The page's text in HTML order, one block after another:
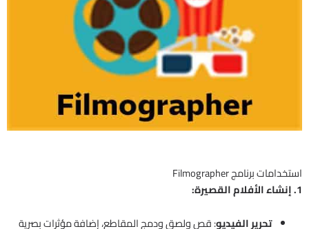
استخدامات برنامج Filmographer
1. إنشاء الأفلام القصيرة:
تحرير الفيديو: قص ولصق ودمج المقاطع، إضافة مؤثرات بصرية